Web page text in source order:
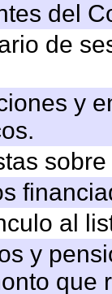
del
de
y
al
y
que